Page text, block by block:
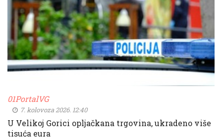
01PortalVG
7. kolovoza 2026. 12:40
U Velikoj Gorici opljačkana trgovina, ukradeno više
tisuća eura